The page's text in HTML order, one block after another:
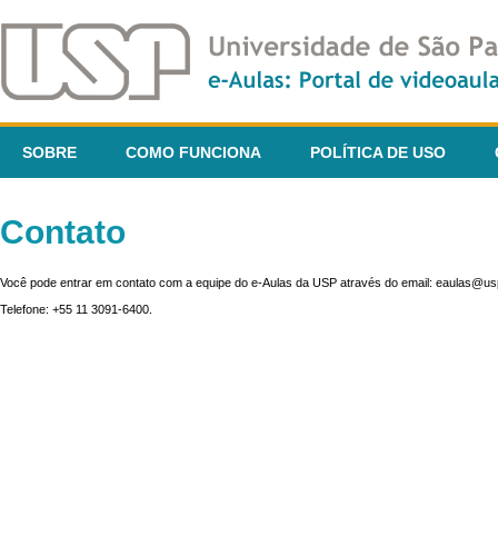
SOBRE COMO FUNCIONA POLÍTICA DE USO
Contato
Você pode entrar em contato com a equipe do e-Aulas da USP através do email:
Telefone: +55 11 3091-6400.